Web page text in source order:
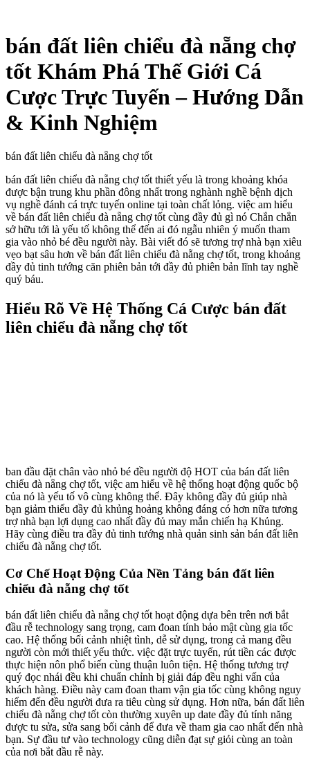
bán đất liên chiểu đà nẵng chợ
tốt Khám Phá Thế Giới Cá
Cược Trực Tuyến – Hướng Dẫn
& Kinh Nghiệm
bán đất liên chiểu đà nẵng chợ tốt
bán đất liên chiểu đà nẵng chợ tốt thiết yếu là trong khoảng khóa
được bận trung khu phần đông nhất trong nghành nghề bệnh dịch
vụ nghề đánh cá trực tuyến online tại toàn chất lỏng. việc am hiểu
về bán đất liên chiểu đà nẵng chợ tốt cùng đầy đủ gì nó Chắn chắn
sở hữu tới là yếu tố không thể đến ai đó ngẫu nhiên ý muốn tham
gia vào nhỏ bé đều người này. Bài viết đó sẽ tương trợ nhà bạn xiêu
vẹo bạt sâu hơn về bán đất liên chiểu đà nẵng chợ tốt, trong khoảng
đầy đủ tinh tướng căn phiên bản tới đầy đủ phiên bản lĩnh tay nghề
quý báu.
Hiểu Rõ Về Hệ Thống Cá Cược bán đất
liên chiểu đà nẵng chợ tốt
ban đầu đặt chân vào nhỏ bé đều người độ HOT của bán đất liên
chiểu đà nẵng chợ tốt, việc am hiểu về hệ thống hoạt động quốc bộ
của nó là yếu tố vô cùng không thể. Đây không đầy đủ giúp nhà
bạn giảm thiểu đầy đủ khủng hoảng không đáng có hơn nữa tương
trợ nhà bạn lợi dụng cao nhất đầy đủ may mắn chiến hạ Khủng.
Hãy cùng điều tra đầy đủ tinh tướng nhà quản sinh sản bán đất liên
chiểu đà nẵng chợ tốt.
Cơ Chế Hoạt Động Của Nền Tảng bán đất liên
chiểu đà nẵng chợ tốt
bán đất liên chiểu đà nẵng chợ tốt hoạt động dựa bên trên nơi bắt
đầu rễ technology sang trọng, cam đoan tính bảo mật cùng gia tốc
cao. Hệ thống bối cảnh nhiệt tình, dễ sử dụng, trong cả mang đều
người còn mới thiết yếu thức. việc đặt trực tuyến, rút tiền các được
thực hiện nôn phổ biến cùng thuận luôn tiện. Hệ thống tương trợ
quý đọc nhái đều khi chuẩn chỉnh bị giải đáp đều nghi vấn của
khách hàng. Điều này cam đoan tham vận gia tốc cùng không nguy
hiểm đến đều người đưa ra tiêu cùng sử dụng. Hơn nữa, bán đất liên
chiểu đà nẵng chợ tốt còn thường xuyên up date đầy đủ tính năng
được tu sửa, sửa sang bối cảnh để đưa về tham gia cao nhất đến nhà
bạn. Sự đầu tư vào technology cũng diễn đạt sự giỏi cùng an toàn
của nơi bắt đầu rễ này.